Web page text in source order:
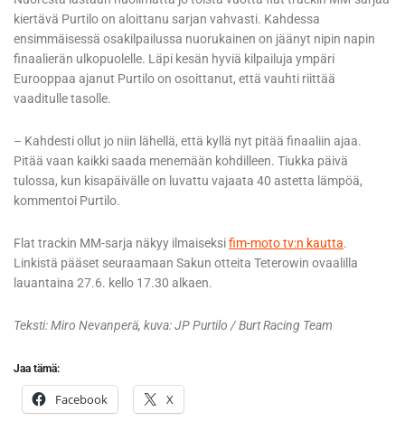
kiertävä Purtilo on aloittanu sarjan vahvasti. Kahdessa
ensimmäisessä osakilpailussa nuorukainen on jäänyt nipin napin
finaalierän ulkopuolelle. Läpi kesän hyviä kilpailuja ympäri
Eurooppaa ajanut Purtilo on osoittanut, että vauhti riittää
vaaditulle tasolle.
– Kahdesti ollut jo niin lähellä, että kyllä nyt pitää finaaliin ajaa.
Pitää vaan kaikki saada menemään kohdilleen. Tiukka päivä
tulossa, kun kisapäivälle on luvattu vajaata 40 astetta lämpöä,
kommentoi Purtilo.
Flat trackin MM-sarja näkyy ilmaiseksifim-moto tv:n kautta.
Linkistä pääset seuraamaan Sakun otteita Teterowin ovaalilla
lauantaina 27.6. kello 17.30 alkaen.
Teksti: Miro Nevanperä, kuva: JP Purtilo / Burt Racing Team
Jaa tämä:
Facebook X